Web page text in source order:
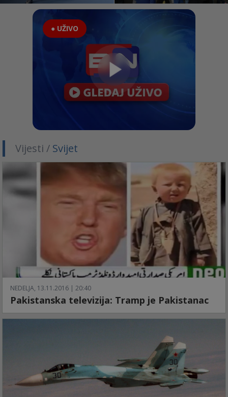
● UŽIVO
Vijesti / Svijet
NEDELJA, 13.11.2016 | 20:40
Pakistanska televizija: Tramp je Pakistanac